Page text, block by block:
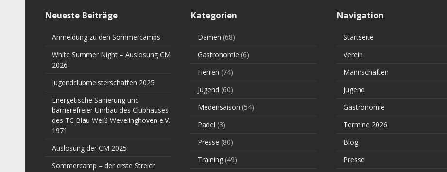
Neueste Beiträge
Anmeldung zu den Sommercamps
White Summer Night – Auslosung CM
2026
Jugendclubmeisterschaften 2025
Energetische Sanierung und
barrierefreier Umbau des Clubhauses
des TC Blau Weiß Wevelinghoven e.V.
1971
Auslosung der CM 2025
Sommercamp – der erste Streich
Kategorien
Damen (68)
Gastronomie (6)
Herren (74)
Jugend (60)
Medensaison (54)
Padel (3)
Presse (80)
Training (49)
Navigation
Startseite
Verein
Mannschaften
Jugend
Gastronomie
Termine 2026
Blog
Presse